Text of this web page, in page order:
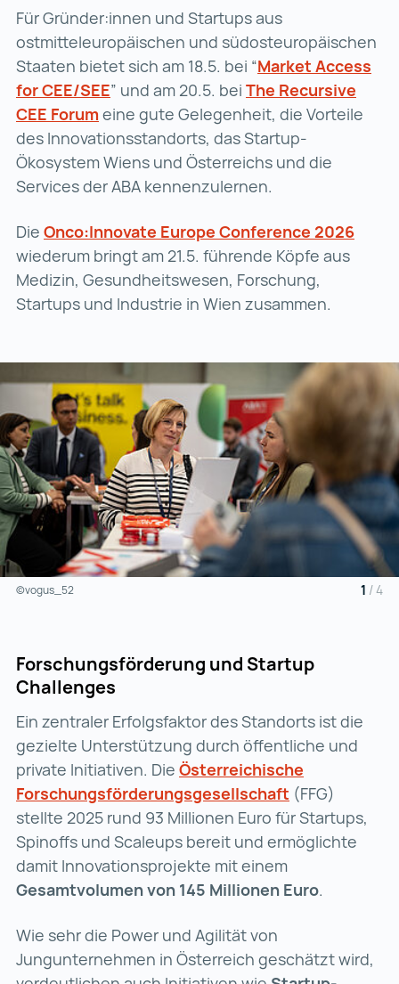
Für Gründer:innen und Startups aus
ostmitteleuropäischen und südosteuropäischen
Staaten bietet sich am 18.5. bei “Market Access
for CEE/SEEMarket Access for CEE/SEE (wird in
” und am 20.5. bei The Recursive
CEE Forum The Recursive CEE Forum (wird in
eine gute Gelegenheit, die Vorteile
des Innovationsstandorts, das Startup-
Ökosystem Wiens und Österreichs und die
Services der ABA kennenzulernen.
Die Onco:Innovate Europe Conference 2026
wiederum bringt am 21.5. führende Köpfe aus
Medizin, Gesundheitswesen, Forschung,
Startups und Industrie in Wien zusammen.
©vogus_52 1 /4
Forschungsförderung und Startup
Challenges
Ein zentraler Erfolgsfaktor des Standorts ist die
gezielte Unterstützung durch öffentliche und
private Initiativen. Die Österreichische
Forschungsförderungsgesellschaft (FFG)
stellte 2025 rund 93 Millionen Euro für Startups,
Spinoffs und Scaleups bereit und ermöglichte
damit Innovationsprojekte mit einem
Gesamtvolumen von 145 Millionen Euro.
Wie sehr die Power und Agilität von
Jungunternehmen in Österreich geschätzt wird,